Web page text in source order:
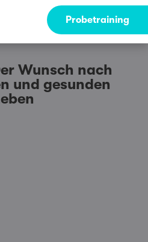
Probetraining
Wunsch nach
und gesunden